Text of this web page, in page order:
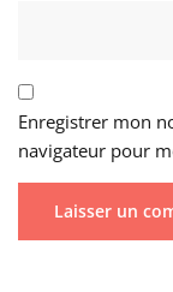
Enregistrer mon
navigateur pour